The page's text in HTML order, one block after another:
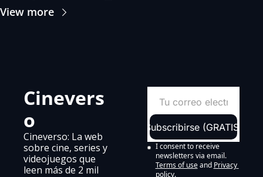
View more
Cinevers
o
Cineverso: La web
sobre cine, series y
videojuegos que
leen más de 2 mil
Subscribirse (GRATIS)
I consent to receive
newsletters via email.
Terms of use and Privacy
policy.